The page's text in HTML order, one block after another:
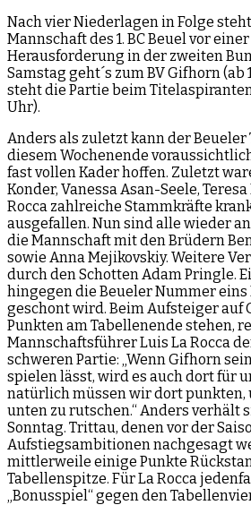
Nach vier Niederlagen in Folge
Mannschaft des 1. BC Beuel vor
Herausforderung in der zweiten
Samstag geht´s zum BV Gifhorn (ab
steht die Partie beim Titelaspiranten
Uhr).
Anders als zuletzt kann der Beueler
diesem Wochenende
fast vollen Kader hoffen. Zuletzt
Konder, Vanessa Asan-Seele,
Rocca zahlreiche Stammkräfte
ausgefallen. Nun sind alle wieder
die Mannschaft mit den Brüdern
sowie Anna Mejikovskiy. Weitere
durch den Schotten Adam Pringle.
hingegen die Beueler Nummer eins
geschont wird. Beim Aufsteiger auf
Punkten am Tabellenende stehen,
Mannschaftsführer Luis La Rocca
schweren Partie: „Wenn Gifhorn
spielen lässt, wird es auch dort für
natürlich müssen wir dort punkten,
unten zu rutschen.“ Anders verhält
Sonntag. Trittau, denen vor der
Aufstiegsambitionen nachgesagt
mittlerweile einige Punkte
Tabellenspitze. Für La Rocca
„Bonusspiel“ gegen den